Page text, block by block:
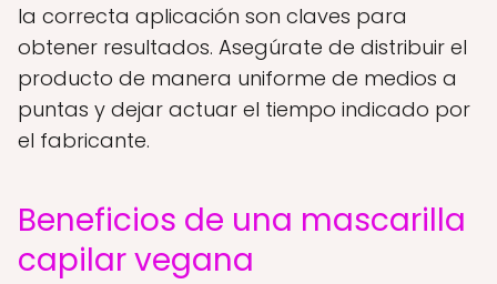
la correcta aplicación son claves para
obtener resultados. Asegúrate de distribuir el
producto de manera uniforme de medios a
puntas y dejar actuar el tiempo indicado por
el fabricante.
Beneficios de una mascarilla
capilar vegana